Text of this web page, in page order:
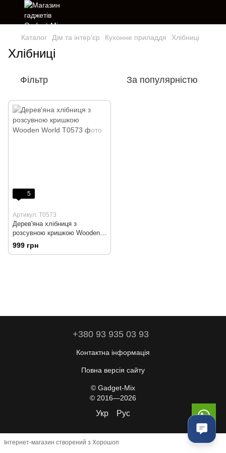
Каталог Дім та інтерʼєр Кухонне приладдя Хлібниці
Хлібниці
Фільтр За популярністю
5
Артикул: T0573
Дерев'яна хлібниця з
розсувною кришкою Wooden
World
999 грн
+380 93 935 03 93
Контактна інформація
Повна версія сайту
© Gadget-Mix
© 2016—2026
Укр Рус
Інтернет-магазин створений з Хорошоп